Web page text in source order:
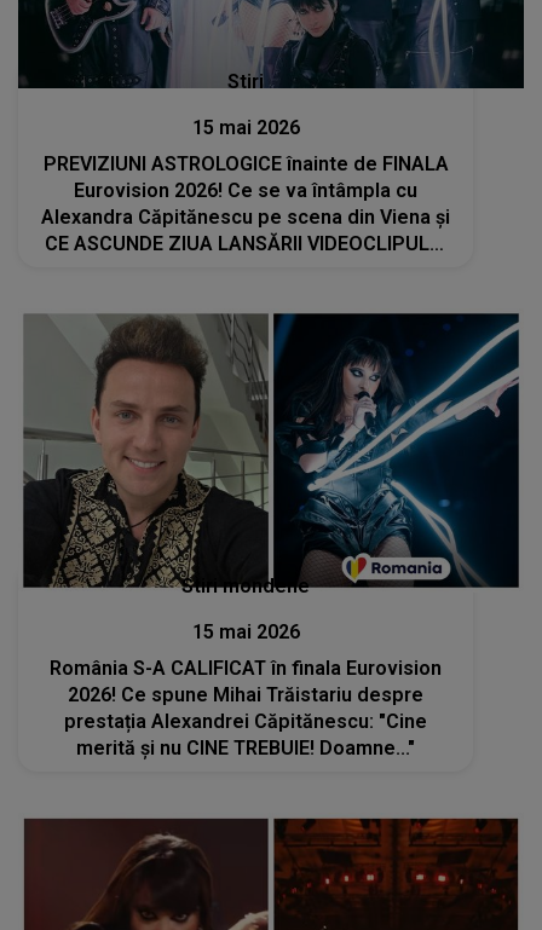
Stiri
15 mai 2026
PREVIZIUNI ASTROLOGICE înainte de FINALA
Eurovision 2026! Ce se va întâmpla cu
Alexandra Căpitănescu pe scena din Viena și
CE ASCUNDE ZIUA LANSĂRII VIDEOCLIPULUI
Stiri mondene
15 mai 2026
România S-A CALIFICAT în finala Eurovision
2026! Ce spune Mihai Trăistariu despre
prestația Alexandrei Căpitănescu: "Cine
merită și nu CINE TREBUIE! Doamne..."